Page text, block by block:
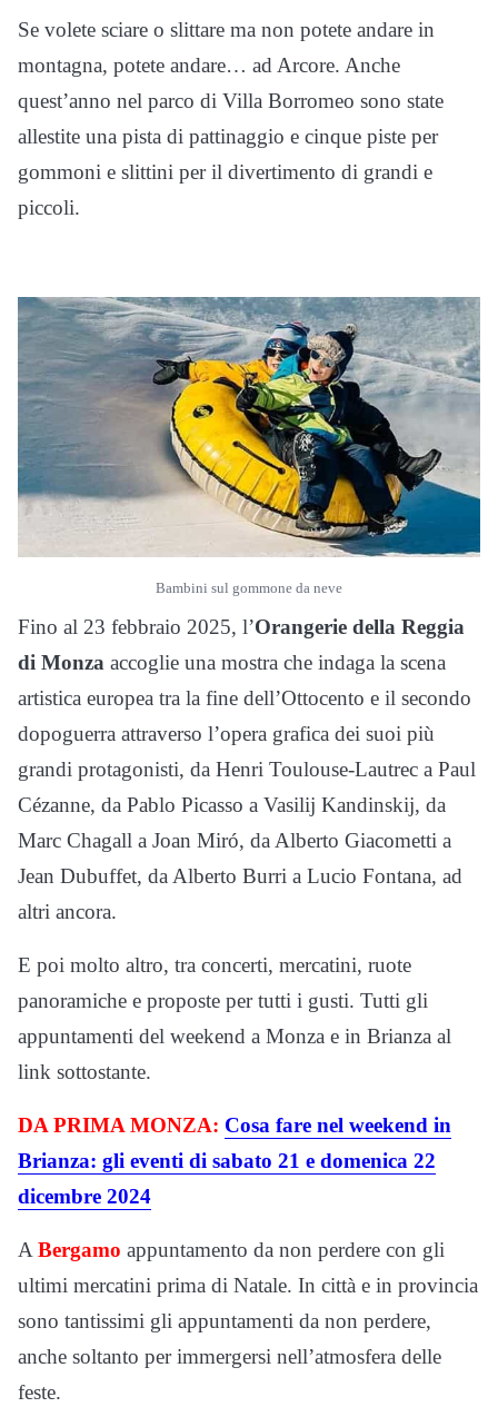
Se volete sciare o slittare ma non potete andare in
montagna, potete andare… ad Arcore. Anche
quest’anno nel parco di Villa Borromeo sono state
allestite una pista di pattinaggio e cinque piste per
gommoni e slittini per il divertimento di grandi e
piccoli.
Bambini sul gommone da neve
Fino al 23 febbraio 2025, l’Orangerie della Reggia
di Monza accoglie una mostra che indaga la scena
artistica europea tra la fine dell’Ottocento e il secondo
dopoguerra attraverso l’opera grafica dei suoi più
grandi protagonisti, da Henri Toulouse-Lautrec a Paul
Cézanne, da Pablo Picasso a Vasilij Kandinskij, da
Marc Chagall a Joan Miró, da Alberto Giacometti a
Jean Dubuffet, da Alberto Burri a Lucio Fontana, ad
altri ancora.
E poi molto altro, tra concerti, mercatini, ruote
panoramiche e proposte per tutti i gusti. Tutti gli
appuntamenti del weekend a Monza e in Brianza al
link sottostante.
DA PRIMA MONZA: Cosa fare nel weekend in
Brianza: gli eventi di sabato 21 e domenica 22
dicembre 2024
ABergamo appuntamento da non perdere con gli
ultimi mercatini prima di Natale. In città e in provincia
sono tantissimi gli appuntamenti da non perdere,
anche soltanto per immergersi nell’atmosfera delle
feste.